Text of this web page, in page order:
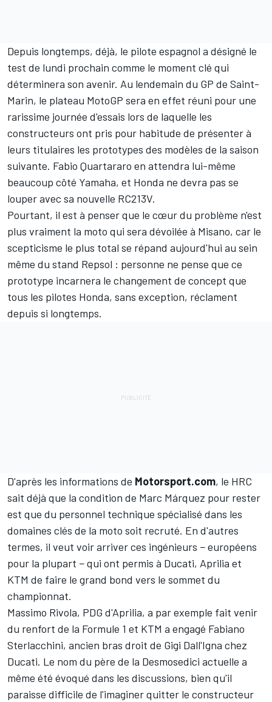
Depuis longtemps, déjà, le pilote espagnol a désigné le
test de lundi prochain comme le moment clé qui
déterminera son avenir. Au lendemain du GP de Saint-
Marin, le plateau MotoGP sera en effet réuni pour une
rarissime journée d'essais lors de laquelle les
constructeurs ont pris pour habitude de présenter à
leurs titulaires les prototypes des modèles de la saison
suivante. Fabio Quartararo en attendra lui-même
beaucoup côté Yamaha, et Honda ne devra pas se
louper avec sa nouvelle RC213V.
Pourtant, il est à penser que le cœur du problème n'est
plus vraiment la moto qui sera dévoilée à Misano, car le
scepticisme le plus total se répand aujourd'hui au sein
même du stand Repsol : personne ne pense que ce
prototype incarnera le changement de concept que
tous les pilotes Honda, sans exception, réclament
depuis si longtemps.
D'après les informations de Motorsport.com, le HRC
sait déjà que la condition de Marc Márquez pour rester
est que du personnel technique spécialisé dans les
domaines clés de la moto soit recruté. En d'autres
termes, il veut voir arriver ces ingénieurs − européens
pour la plupart − qui ont permis à Ducati, Aprilia et
KTM de faire le grand bond vers le sommet du
championnat.
Massimo Rivola, PDG d'Aprilia, a par exemple fait venir
du renfort de la Formule 1 et KTM a engagé Fabiano
Sterlacchini, ancien bras droit de Gigi Dall'Igna chez
Ducati. Le nom du père de la Desmosedici actuelle a
même été évoqué dans les discussions, bien qu'il
paraisse difficile de l'imaginer quitter le constructeur